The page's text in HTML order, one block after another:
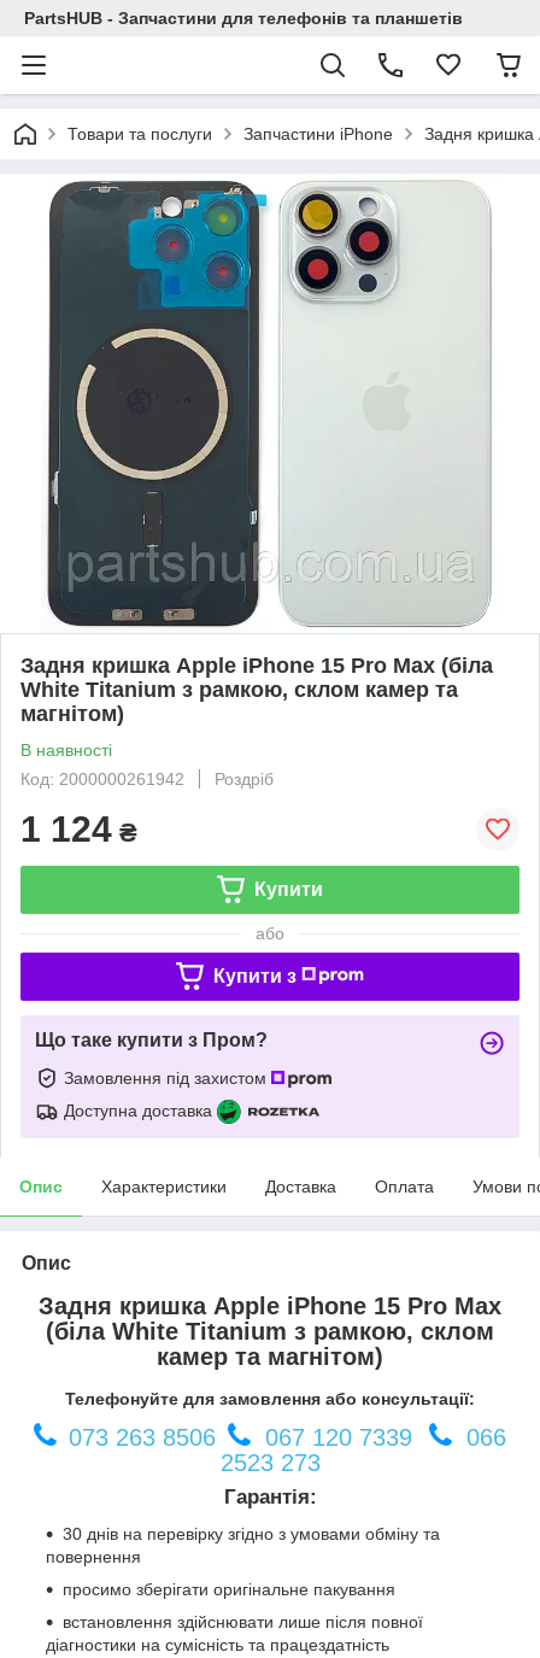
PartsHUB - Запчастини для телефонів та планшетів
Товари та послуги Запчастини iPhone Задня кришка
Задня кришка Apple iPhone 15 Pro Max (біла
White Titanium з рамкою, склом камер та
магнітом)
В наявності
Код: 2000000261942
Роздріб
1 124 ₴
Купити
або
Купити з
Що таке купити з Пром?
Замовлення під захистом
Доступна доставка
Опис Характеристики Доставка Оплата Умови
Опис
Задня кришка Apple iPhone 15 Pro Max
(біла White Titanium з рамкою, склом
камер та магнітом)
Телефонуйте для замовлення або консультації:
073 263 8506 067 120 7339
066
2523 273
Гарантія:
30 днів на перевірку згідно з умовами обміну та
повернення
просимо зберігати оригінальне пакування
встановлення здійснювати лише після повної
діагностики на сумісність та працездатність